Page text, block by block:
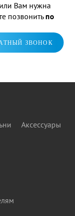
Вам нужна
позвонитьпо
ЗВОНОК
Аксессуары